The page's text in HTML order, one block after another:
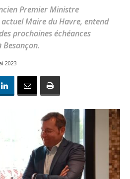
Premier Ministre
Maire du Havre, entend
prochaines échéances
2023